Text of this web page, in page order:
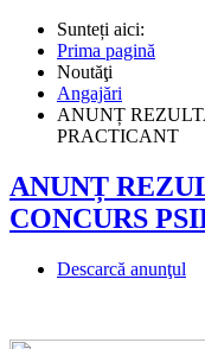
Sunteți aici:
Prima pagină
Noutăţi
Angajări
ANUNȚ
PRACTICANT
ANUNȚ
CONCURS
Descarcă anunţul